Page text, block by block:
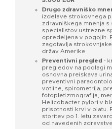
Drugo zdravniško
izdelave strokovnega
zdravniškega mnenja
specialistov ustrezne
opredeljena v pogojih.
zagotavlja
držav Amerike
Preventivni pregled -
pregledov na podlagi
osnovna preiskava
preventivni
votline, spirometrija,
fotopletizmografija,
Helicobacter pylori v
prisotnosti krvi v blatu.
storitev po 1. letu
od navedenih